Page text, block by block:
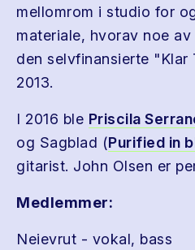
mellomrom i studio for
materiale, hvorav noe
den selvfinansierte
2013.
I 2016 ble Priscila
og Sagblad (Purified in
gitarist. John Olsen er
Medlemmer:
Neievrut - vokal, bass